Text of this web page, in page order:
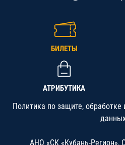
БИЛЕТЫ
АТРИБУТИКА
Политика по защите,
АНО «СК «Кубань-Регион»,